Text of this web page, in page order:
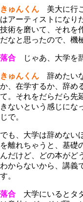
きゅんくん 美大に行
はアーティストになり
技術を磨いて、それを
だなと思ったので、機
落合 じゃあ、大学を
きゅんくん 辞めたい
か、在学するか、辞め
て。それをだらだら先
きないという感じにな
じで。
でも、大学は辞めない
を離れちゃうと、基礎
んだけど、どの本がど
わからないから、講義
す。
落合 大学にいるとタ